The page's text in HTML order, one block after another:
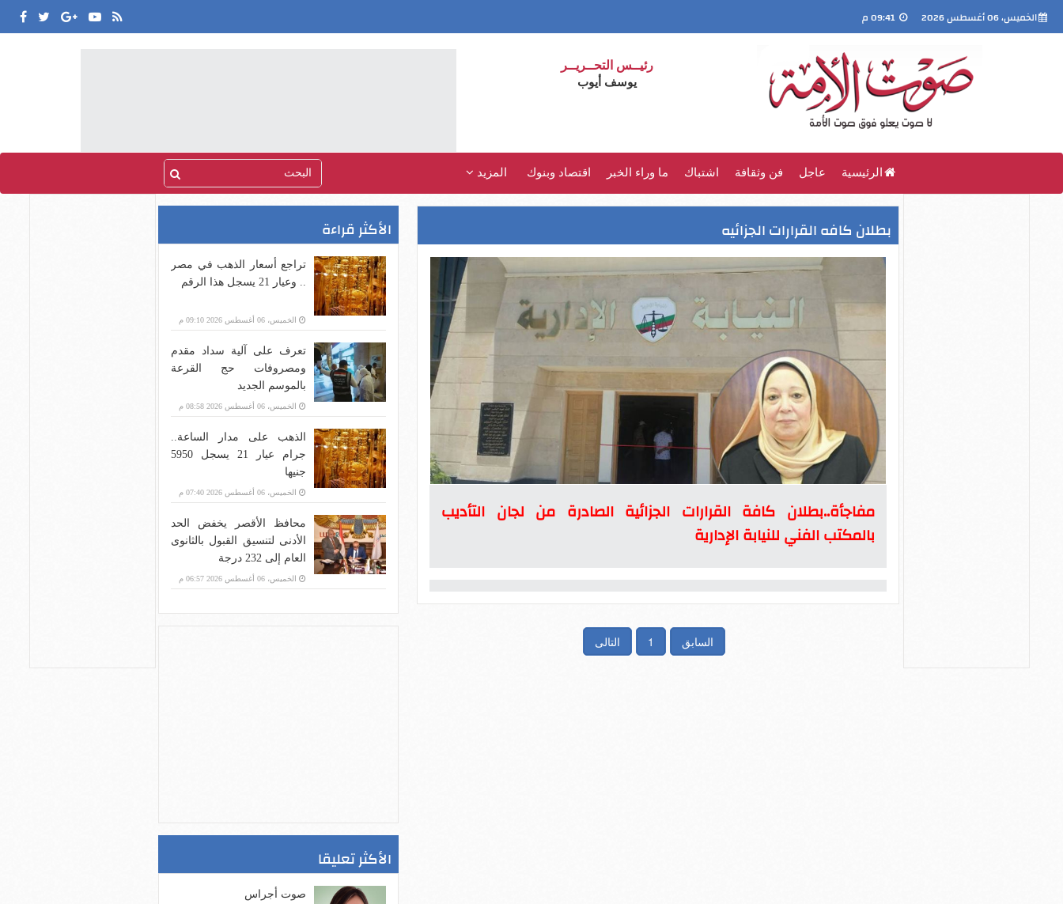
الخميس، 06 أغسطس 2026
رئيــس التحــريــر
يوسف أيوب
الرئيسية عاجل فن وثقافة اشتباك ما وراء الخبر اقتصاد وبنوك المزيد
بطلان كافه القرارات الجزائيه
مفاجأة..بطلان كافة القرارات الجزائية الصادرة من لجان التأديب
بالمكتب الفني للنيابة الإدارية
السابق 1 التالى
الأكثر قراءة
تراجع أسعار الذهب في مصر
.. وعيار 21 يسجل هذا الرقم
الخميس، 06 أغسطس 2026 09:10 م
تعرف على آلية سداد مقدم
ومصروفات حج القرعة
بالموسم الجديد
الخميس، 06 أغسطس 2026 08:58 م
الذهب على مدار الساعة..
جرام عيار 21 يسجل 5950
جنيها
الخميس، 06 أغسطس 2026 07:40 م
محافظ الأقصر يخفض الحد
الأدنى لتنسيق القبول بالثانوى
العام إلى 232 درجة
الخميس، 06 أغسطس 2026 06:57 م
الأكثر تعليقا
صوت أجراس